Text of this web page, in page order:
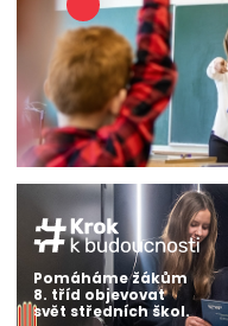
Pomáháme žákům
8. tříd objevovat
svět středních škol.